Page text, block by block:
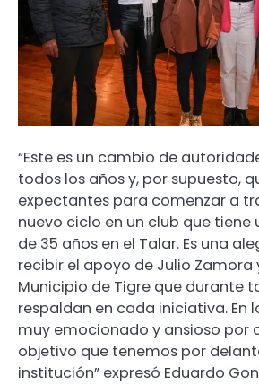
“Este es un cambio de
todos los años y, por supuesto,
expectantes para comenzar a
nuevo ciclo en un club que
de 35 años en el Talar. Es una
recibir el apoyo de Julio Zamora
Municipio de Tigre que durante
respaldan en cada iniciativa. En
muy emocionado y ansioso por
objetivo que tenemos por
institución” expresó Eduardo